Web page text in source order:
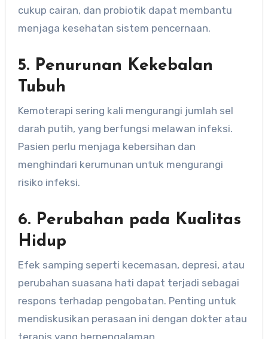
cukup cairan, dan probiotik dapat membantu
menjaga kesehatan sistem pencernaan.
5. Penurunan Kekebalan
Tubuh
Kemoterapi sering kali mengurangi jumlah sel
darah putih, yang berfungsi melawan infeksi.
Pasien perlu menjaga kebersihan dan
menghindari kerumunan untuk mengurangi
risiko infeksi.
6. Perubahan pada Kualitas
Hidup
Efek samping seperti kecemasan, depresi, atau
perubahan suasana hati dapat terjadi sebagai
respons terhadap pengobatan. Penting untuk
mendiskusikan perasaan ini dengan dokter atau